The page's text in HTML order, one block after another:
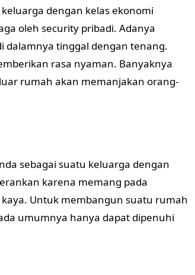
dengan kelas ekonomi
oleh security pribadi. Adanya
dalamnya tinggal dengan tenang.
rasa nyaman. Banyaknya
rumah akan memanjakan orang-
sebagai suatu keluarga dengan
karena memang pada
Untuk membangun suatu rumah
umumnya hanya dapat dipenuhi